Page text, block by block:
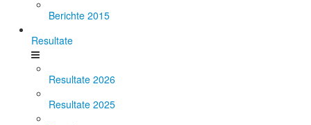
Berichte 2015
Resultate
Resultate 2026
Resultate 2025